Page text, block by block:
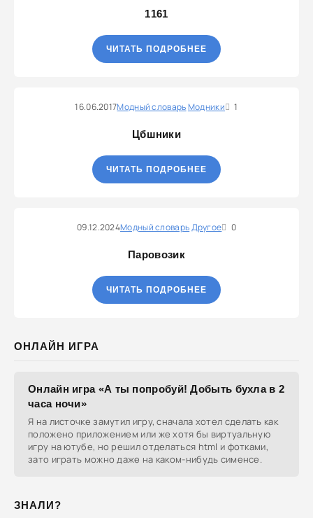
1161
ЧИТАТЬ ПОДРОБНЕЕ
16.06.2017Модный словарьМодники 1
Цбшники
ЧИТАТЬ ПОДРОБНЕЕ
09.12.2024Модный словарьДругое 0
Паровозик
ЧИТАТЬ ПОДРОБНЕЕ
ОНЛАЙН ИГРА
Онлайн игра «А ты попробуй! Добыть бухла в 2
часа ночи»
Я на листочке замутил игру, сначала хотел сделать как
положено приложением или же хотя бы виртуальную
игру на ютубе, но решил отделаться html и фотками,
зато играть можно даже на каком-нибудь сименсе.
ЗНАЛИ?